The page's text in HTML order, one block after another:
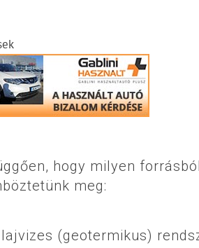
hogy milyen
meg:
(geotermikus)